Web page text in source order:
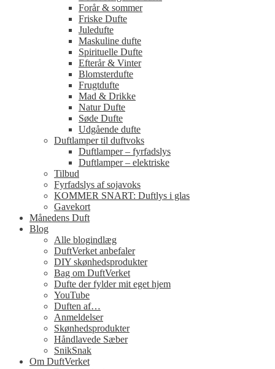
Forår & sommer
Friske Dufte
Juledufte
Maskuline dufte
Spirituelle Dufte
Efterår & Vinter
Blomsterdufte
Frugtdufte
Mad & Drikke
Natur Dufte
Søde Dufte
Udgående dufte
Duftlamper til duftvoks
Duftlamper – fyrfadslys
Duftlamper – elektriske
Tilbud
Fyrfadslys af sojavoks
KOMMER SNART: Duftlys i glas
Gavekort
Månedens Duft
Blog
Alle blogindlæg
DuftVerket anbefaler
DIY skønhedsprodukter
Bag om DuftVerket
Dufte der fylder mit eget hjem
YouTube
Duften af…
Anmeldelser
Skønhedsprodukter
Håndlavede Sæber
SnikSnak
Om DuftVerket